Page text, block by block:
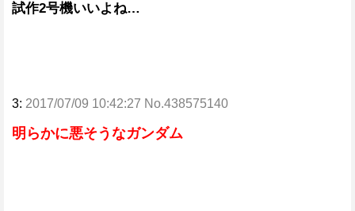
試作2号機いいよね…
3: 2017/07/09 10:42:27 No.438575140
明らかに悪そうなガンダム